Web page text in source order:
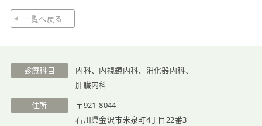
一覧へ戻る
診療科目
内科、内視鏡内科、消化器内科、
肝臓内科
住所
〒921-8044
石川県金沢市米泉町4丁目22番3